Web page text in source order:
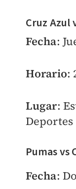
Cruz Azul
Fecha:
Horario:
Lugar:
Deportes
Pumas vs
Fecha: